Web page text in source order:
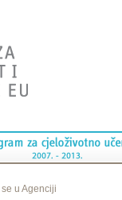
u Agenciji